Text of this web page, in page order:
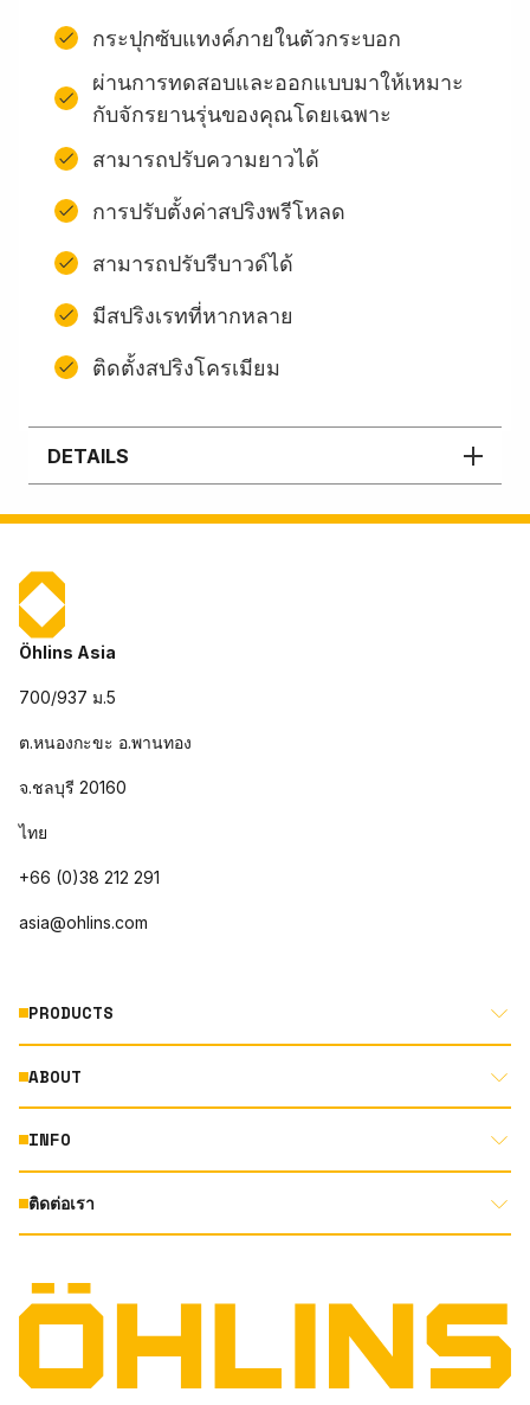
กระปุกซับแทงค์ภายในตัวกระบอก
ผ่านการทดสอบและออกแบบมาให้เหมาะ
กับจักรยานรุ่นของคุณโดยเฉพาะ
สามารถปรับความยาวได้
การปรับตั้งค่าสปริงพรีโหลด
สามารถปรับรีบาวด์ได้
มีสปริงเรทที่หากหลาย
ติดตั้งสปริงโครเมียม
DETAILS
Öhlins Asia
700/937 ม.5
ต.หนองกะขะ อ.พานทอง
จ.ชลบุรี 20160
ไทย
+66 (0)38 212 291
asia@ohlins.com
PRODUCTS
MOTORCYCLE
AUTOMOTIVE
ABOUT
ABOUT US
RACING
TERMS AND CONDITIONS
PRIVACY STATEMENT
INFO
DOCUMENT LIBRARY
TECHNOLOGY
ORIGINAL EQUIPMENT
ติดต่อเรา
INSTAGRAM
FACEBOOK